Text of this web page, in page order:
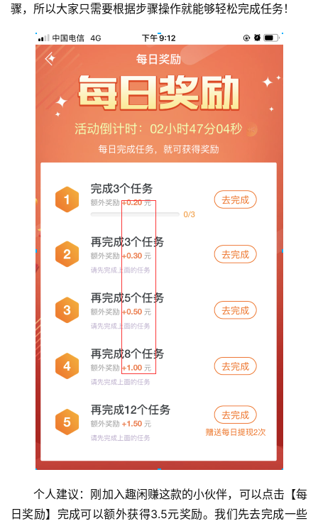
骤，所以大家只需要根据步骤操作就能够轻松完成任务！
个人建议：刚加入趣闲赚这款的小伙伴，可以点击【每
日奖励】完成可以额外获得3.5元奖励。我们先去完成一些